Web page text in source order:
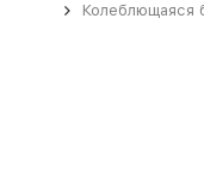
Колеблющаяся